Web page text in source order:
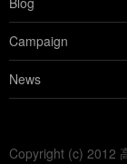
Campaign
News
Copyright (c) 2012